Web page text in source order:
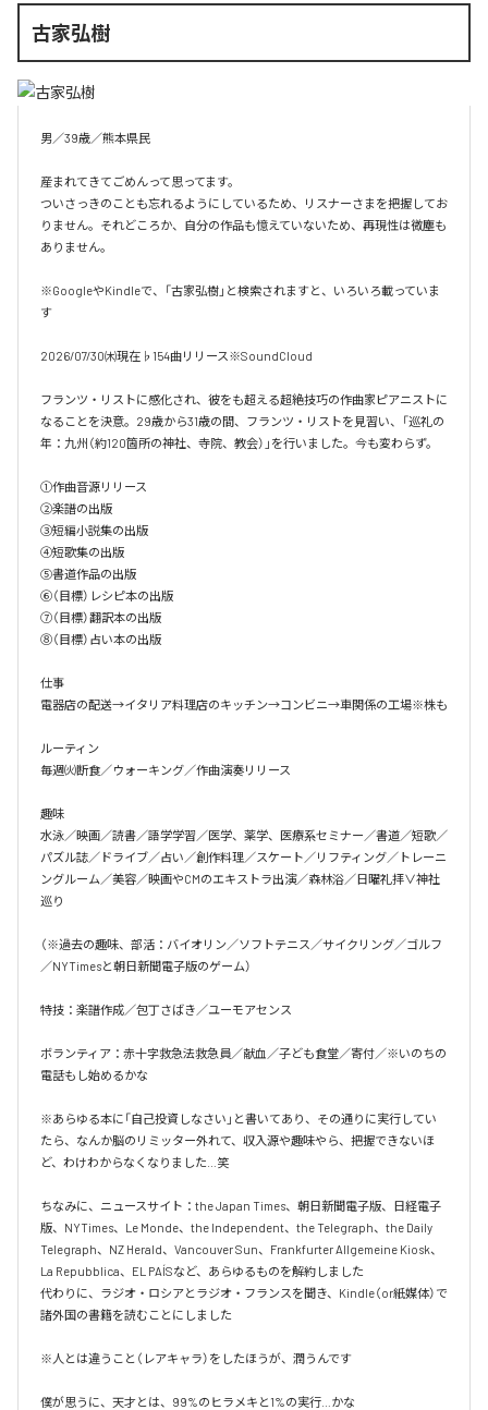
古家弘樹
男／39歳／熊本県民
産まれてきてごめんって思ってます。
ついさっきのことも忘れるようにしているため、リスナーさまを把握してお
りません。それどころか、自分の作品も憶えていないため、再現性は微塵も
ありません。
※GoogleやKindleで、「古家弘樹」と検索されますと、いろいろ載っていま
す
2026/07/30㈭現在♭154曲リリース※SoundCloud
フランツ・リストに感化され、彼をも超える超絶技巧の作曲家ピアニストに
なることを決意。29歳から31歳の間、フランツ・リストを見習い、「巡礼の
年：九州（約120箇所の神社、寺院、教会）」を行いました。今も変わらず。
①作曲音源リリース
②楽譜の出版
③短編小説集の出版
④短歌集の出版
⑤書道作品の出版
⑥（目標）レシピ本の出版
⑦（目標）翻訳本の出版
⑧（目標）占い本の出版
仕事
電器店の配送→イタリア料理店のキッチン→コンビニ→車関係の工場※株も
ルーティン
毎週㈫断食／ウォーキング／作曲演奏リリース
趣味
水泳／映画／読書／語学学習／医学、薬学、医療系セミナー／書道／短歌／
パズル誌／ドライブ／占い／創作料理／スケート／リフティング／トレーニ
ングルーム／美容／映画やCMのエキストラ出演／森林浴／日曜礼拝∨神社
巡り
（※過去の趣味、部活：バイオリン／ソフトテニス／サイクリング／ゴルフ
／NYTimesと朝日新聞電子版のゲーム）
特技：楽譜作成／包丁さばき／ユーモアセンス
ボランティア：赤十字救急法救急員／献血／子ども食堂／寄付／※いのちの
電話もし始めるかな
※あらゆる本に「自己投資しなさい」と書いてあり、その通りに実行してい
たら、なんか脳のリミッター外れて、収入源や趣味やら、把握できないほ
ど、わけわからなくなりました…笑
ちなみに、ニュースサイト：the Japan Times、朝日新聞電子版、日経電子
版、NYTimes、Le Monde、the Independent、the Telegraph、the Daily
Telegraph、NZ Herald、Vancouver Sun、Frankfurter Allgemeine Kiosk、
La Repubblica、EL PAÍSなど、あらゆるものを解約しました
代わりに、ラジオ・ロシアとラジオ・フランスを聞き、Kindle（or紙媒体）で
諸外国の書籍を読むことにしました
※人とは違うこと（レアキャラ）をしたほうが、潤うんです
僕が思うに、天才とは、99%のヒラメキと1%の実行…かな